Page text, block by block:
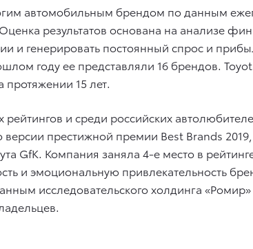
автомобильным брендом по данным
результатов основана на анализе
и генерировать постоянный спрос и
году ее представляли 16 брендов.
протяжении 15 лет.
и среди российских
престижной премии Best Brands
GfK. Компания заняла 4-е место в
и эмоциональную привлекательность
исследовательского холдинга «Ромир»